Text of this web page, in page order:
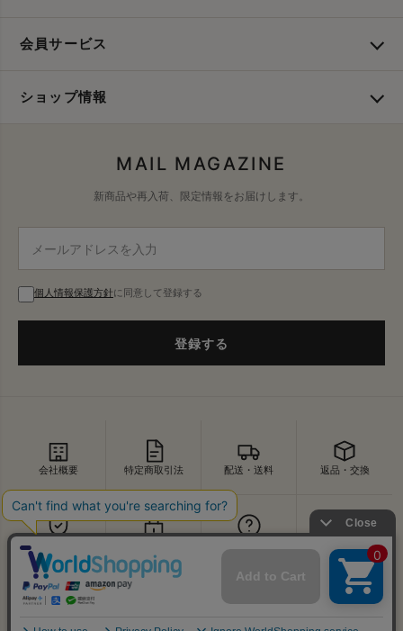
会員サービス
ショップ情報
MAIL MAGAZINE
新商品や再入荷、限定情報をお届けします。
個人情報保護方針に同意して登録する
登録する
会社概要 特定商取引法 配送・送料 返品・交換
セキュリティ お問い合わせ
↑
PAGE TOP